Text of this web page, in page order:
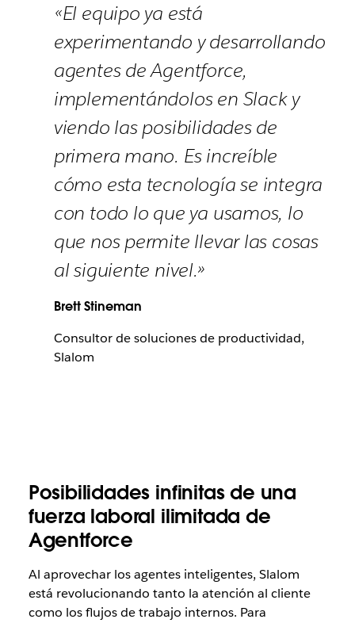
«El equipo ya está
experimentando y desarrollando
agentes de Agentforce,
implementándolos en Slack y
viendo las posibilidades de
primera mano. Es increíble
cómo esta tecnología se integra
con todo lo que ya usamos, lo
que nos permite llevar las cosas
al siguiente nivel.»
Brett Stineman
Consultor de soluciones de productividad,
Slalom
Posibilidades infinitas de una
fuerza laboral ilimitada de
Agentforce
Al aprovechar los agentes inteligentes, Slalom
está revolucionando tanto la atención al cliente
como los flujos de trabajo internos. Para